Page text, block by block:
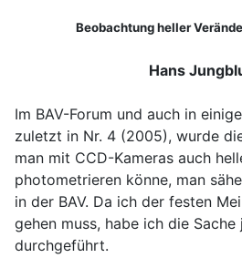
Beobachtung heller
Hans
Im BAV-Forum und auch in
zuletzt in Nr. 4 (2005), wurde
man mit CCD-Kameras auch
photometrieren könne, man
in der BAV. Da ich der festen
gehen muss, habe ich die
durchgeführt.